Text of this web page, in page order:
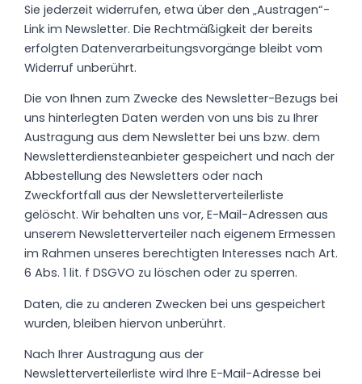
Sie jederzeit widerrufen, etwa über den „Austragen“-
Link im Newsletter. Die Rechtmäßigkeit der bereits
erfolgten Datenverarbeitungsvorgänge bleibt vom
Widerruf unberührt.
Die von Ihnen zum Zwecke des Newsletter-Bezugs bei
uns hinterlegten Daten werden von uns bis zu Ihrer
Austragung aus dem Newsletter bei uns bzw. dem
Newsletterdiensteanbieter gespeichert und nach der
Abbestellung des Newsletters oder nach
Zweckfortfall aus der Newsletterverteilerliste
gelöscht. Wir behalten uns vor, E-Mail-Adressen aus
unserem Newsletterverteiler nach eigenem Ermessen
im Rahmen unseres berechtigten Interesses nach Art.
6 Abs. 1 lit. f DSGVO zu löschen oder zu sperren.
Daten, die zu anderen Zwecken bei uns gespeichert
wurden, bleiben hiervon unberührt.
Nach Ihrer Austragung aus der
Newsletterverteilerliste wird Ihre E-Mail-Adresse bei